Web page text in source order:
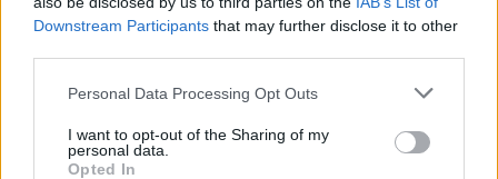
Downstream Participants that may further disclose it to other
Personal Data Processing Opt Outs
I want to opt-out of the Sharing of my
personal data.
Opted In
Angiargia e Nenna
5 Ago 2026
Scanu, al Macomer arriva Bonfigli